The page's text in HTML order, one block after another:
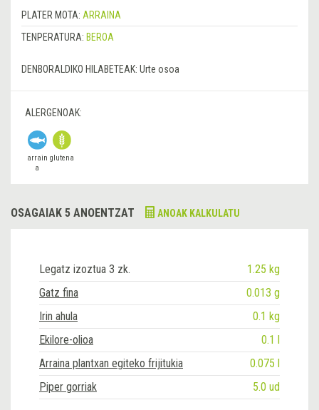
PLATER MOTA: ARRAINA
TENPERATURA: BEROA
DENBORALDIKO HILABETEAK: Urte osoa
ALERGENOAK:
arrain
a
glutena
OSAGAIAK 5 ANOENTZAT ANOAK KALKULATU
Legatz izoztua 3 zk.
1.25 kg
Gatz fina
0.013 g
Irin ahula
0.1 kg
Ekilore-olioa
0.1 l
Arraina plantxan egiteko frijitukia
0.075 l
Piper gorriak
5.0 ud